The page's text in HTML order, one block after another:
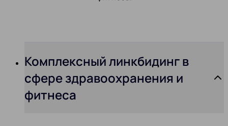
Комплексный линкбидинг в
сфере здравоохранения и
фитнеса